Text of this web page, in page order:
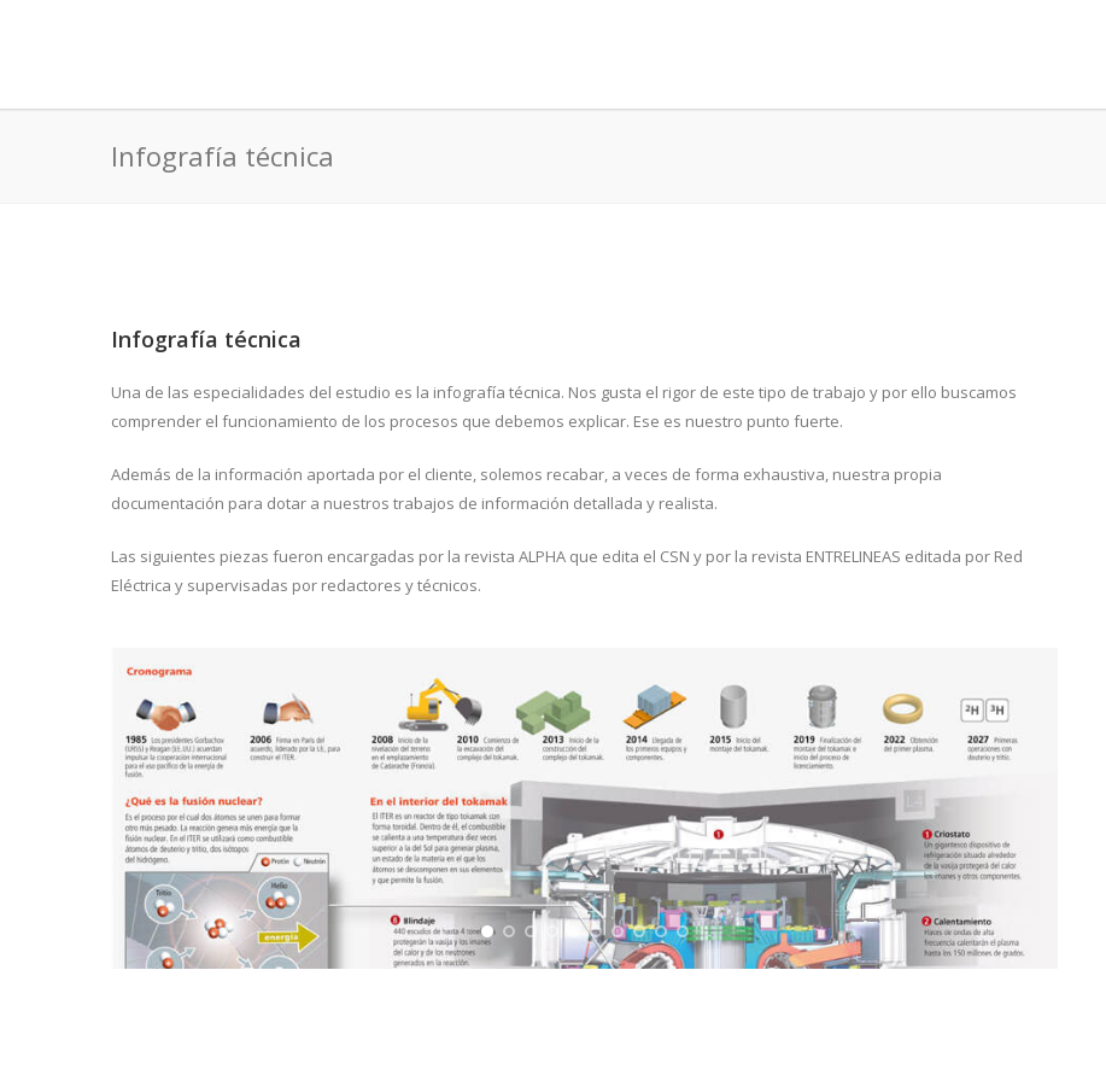
Infografía técnica
Infografía técnica
Una de las especialidades del estudio es la infografía técnica. Nos gusta el rigor de este tipo de trabajo y por ello buscamos
comprender el funcionamiento de los procesos que debemos explicar. Ese es nuestro punto fuerte.
Además de la información aportada por el cliente, solemos recabar, a veces de forma exhaustiva, nuestra propia
documentación para dotar a nuestros trabajos de información detallada y realista.
Las siguientes piezas fueron encargadas por la revista ALPHA que edita el CSN y por la revista ENTRELINEAS editada por Red
Eléctrica y supervisadas por redactores y técnicos.